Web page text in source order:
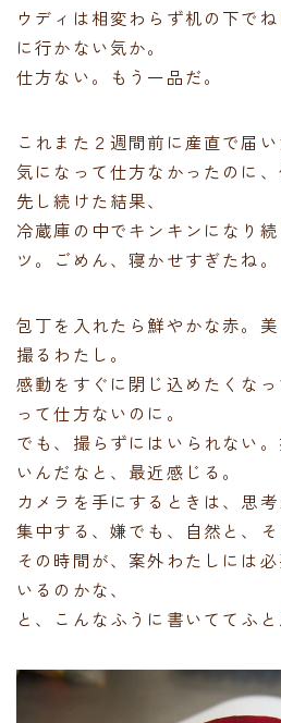
ウディは相変わらず机の下で
に行かない気か。
仕方ない。もう一品だ。
これまた２週間前に産直で届い
気になって仕方なかったのに
先し続けた結果、
冷蔵庫の中でキンキンになり
ツ。ごめん、寝かせすぎたね。
包丁を入れたら鮮やかな赤。
撮るわたし。
感動をすぐに閉じ込めたくな
って仕方ないのに。
でも、撮らずにはいられない
いんだなと、最近感じる。
カメラを手にするときは、思
集中する、嫌でも、自然と、そ
その時間が、案外わたしには
いるのかな、
と、こんなふうに書いててふと